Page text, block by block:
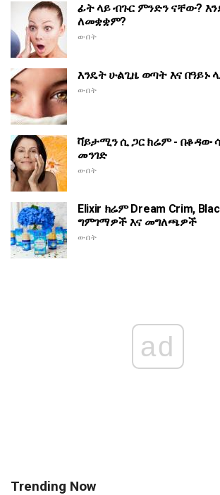
ፊት ላይ ብጉር ምንድን ናቸው?
ለመቋቋም?
ውበት
እንዴት ሁልጊዜ ወጣት እና በዓይኑ
ውበት
ቫይታሚን ሲ ጋር ክሬም - በቆዳው
መንገድ
ውበት
Elixir ክሬም Dream Crim,
ግምገማዎች እና መግለጫዎች
ውበት
ad
Trending Now